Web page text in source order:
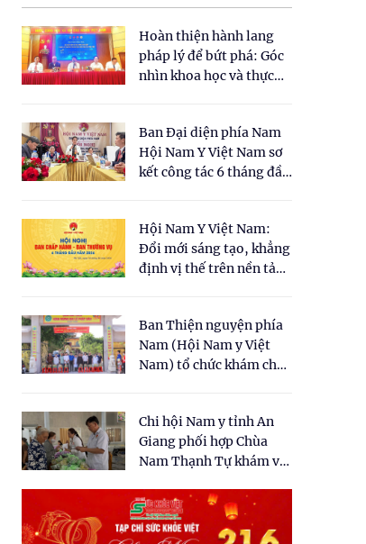
Hoàn thiện hành lang
pháp lý để bứt phá: Góc
nhìn khoa học và thực
cho Luật Y dược cổ
truyền Việt Nam"
Ban Đại diện phía Nam
Hội Nam Y Việt Nam sơ
kết công tác 6 tháng đầu
Hội Nam Y Việt Nam:
Đổi mới sáng tạo, khẳng
định vị thế trên nền tảng
Ban Thiện nguyện phía
Nam (Hội Nam y Việt
Nam) tổ chức khám chữa
dân tại xã Tân Tập
Chi hội Nam y tỉnh An
Giang phối hợp Chùa
Nam Thạnh Tự khám và
nhân dân